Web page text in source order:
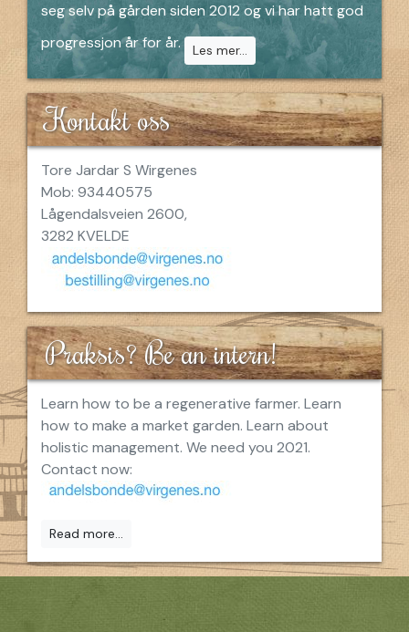
seg selv på gården siden 2012 og vi har hatt god
progressjon år for år.
Les mer...
Kontakt oss
Tore Jardar S Wirgenes
Mob: 93440575
Lågendalsveien 2600,
3282 KVELDE
Praksis? Be an intern!
Learn how to be a regenerative farmer. Learn
how to make a market garden. Learn about
holistic management. We need you 2021.
Contact now:
Read more...